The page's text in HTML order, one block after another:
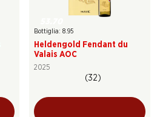
Bottiglia: 8.95
Heldengold Fendant du
Valais AOC
2025
(32)